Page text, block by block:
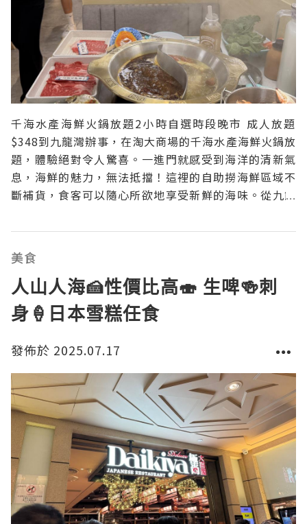
千海水產海鮮火鍋放題2小時自選時段晚市 成人放題
$348到九龍灣辦事，在淘大商場的千海水產海鮮火鍋放
題，體驗絕對令人驚喜。一進門就感受到海洋的清新氣
息，海鮮的魅力，無法抵擋！這裡的自助撈海鮮區域不
斷補貨，食客可以隨心所欲地享受新鮮的海味。從九節
涎欲滴。裝修風格舒適，明亮燈光，簡約設計，卡座位
讓人感到放鬆。每個角落都充滿了海鮮的氛圍。自助撈
海鮮無限量
美食
人山人海🍰性價比高🍣 生啤🍻刺
身🍦日本雪糕任食
發佈於 2025.07.17